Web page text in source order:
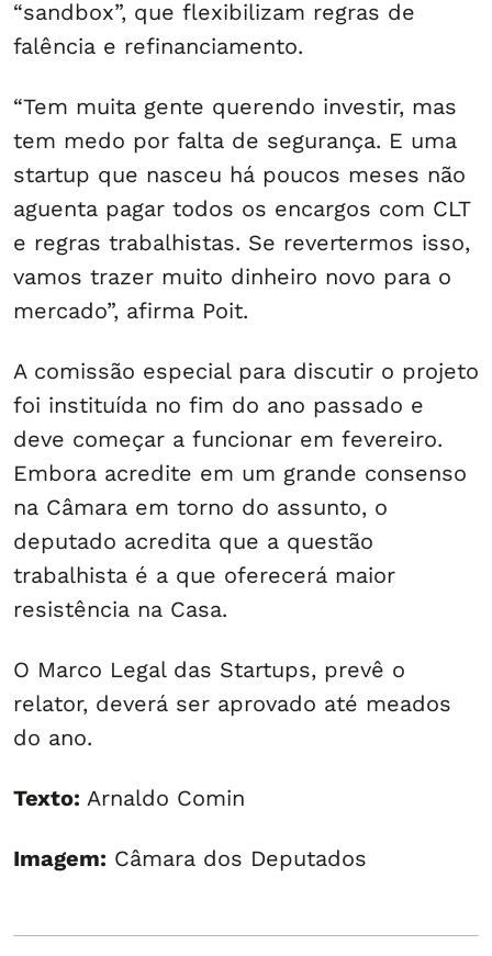
“sandbox”, que flexibilizam regras de
falência e refinanciamento.
“Tem muita gente querendo investir, mas
tem medo por falta de segurança. E uma
startup que nasceu há poucos meses não
aguenta pagar todos os encargos com CLT
e regras trabalhistas. Se revertermos isso,
vamos trazer muito dinheiro novo para o
mercado”, afirma Poit.
A comissão especial para discutir o projeto
foi instituída no fim do ano passado e
deve começar a funcionar em fevereiro.
Embora acredite em um grande consenso
na Câmara em torno do assunto, o
deputado acredita que a questão
trabalhista é a que oferecerá maior
resistência na Casa.
O Marco Legal das Startups, prevê o
relator, deverá ser aprovado até meados
do ano.
Texto: Arnaldo Comin
Imagem: Câmara dos Deputados